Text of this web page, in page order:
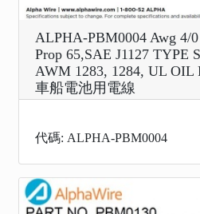
ALPHA-PBM0004 Awg 4/
Prop 65,SAE J1127 TYPE
AWM 1283, 1284, UL OIL
車船電池用電線
代碼: ALPHA-PBM0004